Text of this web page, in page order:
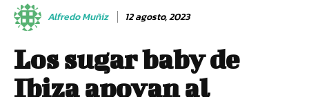
Alfredo Muñiz 12 agosto, 2023
Los sugar baby de
Ibiza apoyan al